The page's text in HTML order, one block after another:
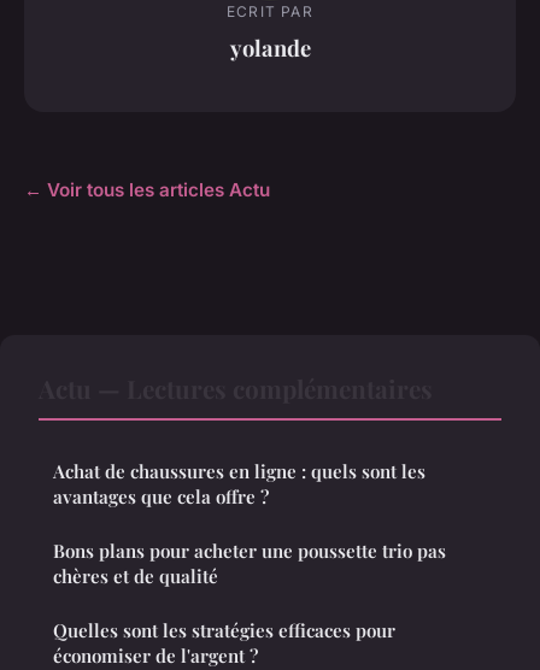
ECRIT PAR
yolande
← Voir tous les articles Actu
Achat de chaussures en ligne : quels sont les
avantages que cela offre ?
Bons plans pour acheter une poussette trio pas
chères et de qualité
Quelles sont les stratégies efficaces pour
économiser de l'argent ?